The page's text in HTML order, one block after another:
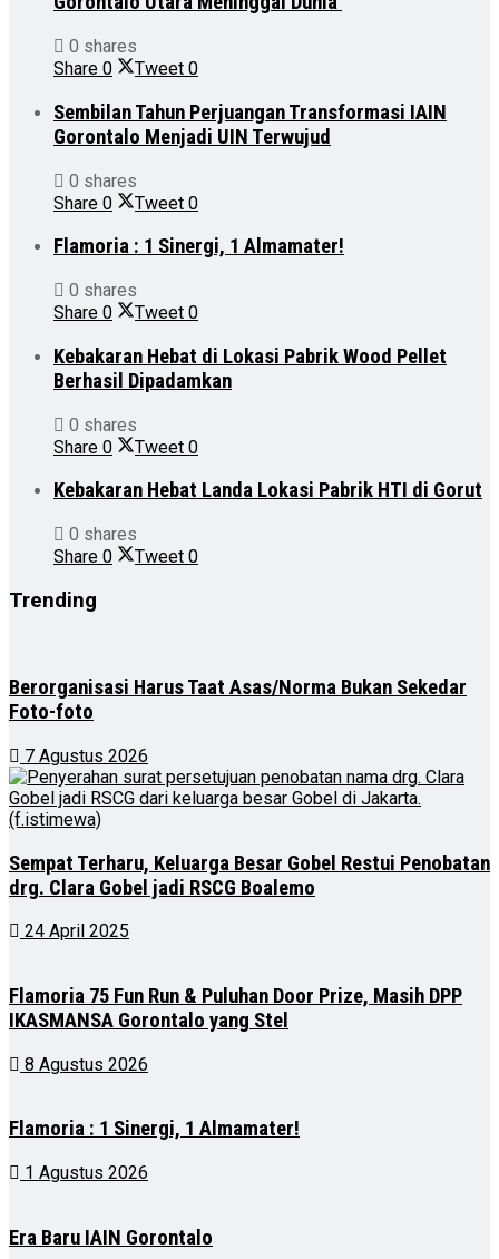
0 shares
Share 0 Tweet 0
Sembilan Tahun Perjuangan Transformasi IAIN
Gorontalo Menjadi UIN Terwujud
0 shares
Share 0 Tweet 0
Flamoria : 1 Sinergi, 1 Almamater!
0 shares
Share 0 Tweet 0
Kebakaran Hebat di Lokasi Pabrik Wood Pellet
Berhasil Dipadamkan
0 shares
Share 0 Tweet 0
Kebakaran Hebat Landa Lokasi Pabrik HTI di Gorut
0 shares
Share 0 Tweet 0
Trending
Berorganisasi Harus Taat Asas/Norma Bukan Sekedar
Foto-foto
7 Agustus 2026
Sempat Terharu, Keluarga Besar Gobel Restui Penobatan
drg. Clara Gobel jadi RSCG Boalemo
24 April 2025
Flamoria 75 Fun Run & Puluhan Door Prize, Masih DPP
IKASMANSA Gorontalo yang Stel
8 Agustus 2026
Flamoria : 1 Sinergi, 1 Almamater!
1 Agustus 2026
Era Baru IAIN Gorontalo